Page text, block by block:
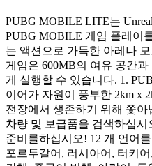
PUBG MOBILE LITE는
PUBG MOBILE 게임 플레이
는 액션으로 가득한 아레나
게임은 600MB의 여유 공간
게 실행할 수 있습니다. 1.
이어가 자원이 풍부한 2km x
전장에서 생존하기 위해 쫓
차량 및 보급품을 검색하십
준비를하십시오! 12 개 언어
포르투갈어, 러시아어, 터키